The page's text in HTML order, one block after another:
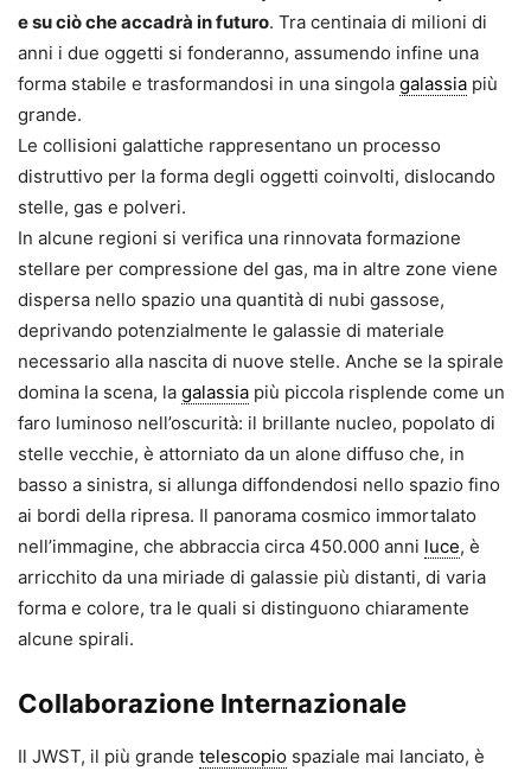
e su ciò che accadrà in futuro. Tra centinaia di milioni di
anni i due oggetti si fonderanno, assumendo infine una
forma stabile e trasformandosi in una singola galassia più
grande.
Le collisioni galattiche rappresentano un processo
distruttivo per la forma degli oggetti coinvolti, dislocando
stelle, gas e polveri.
In alcune regioni si verifica una rinnovata formazione
stellare per compressione del gas, ma in altre zone viene
dispersa nello spazio una quantità di nubi gassose,
deprivando potenzialmente le galassie di materiale
necessario alla nascita di nuove stelle. Anche se la spirale
domina la scena, la galassia più piccola risplende come un
faro luminoso nell’oscurità: il brillante nucleo, popolato di
stelle vecchie, è attorniato da un alone diffuso che, in
basso a sinistra, si allunga diffondendosi nello spazio fino
ai bordi della ripresa. Il panorama cosmico immortalato
nell’immagine, che abbraccia circa 450.000 anni luce, è
arricchito da una miriade di galassie più distanti, di varia
forma e colore, tra le quali si distinguono chiaramente
alcune spirali.
Collaborazione Internazionale
Il JWST, il più grande telescopio spaziale mai lanciato, è